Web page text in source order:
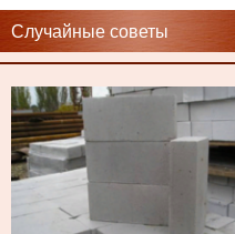
Случайные советы